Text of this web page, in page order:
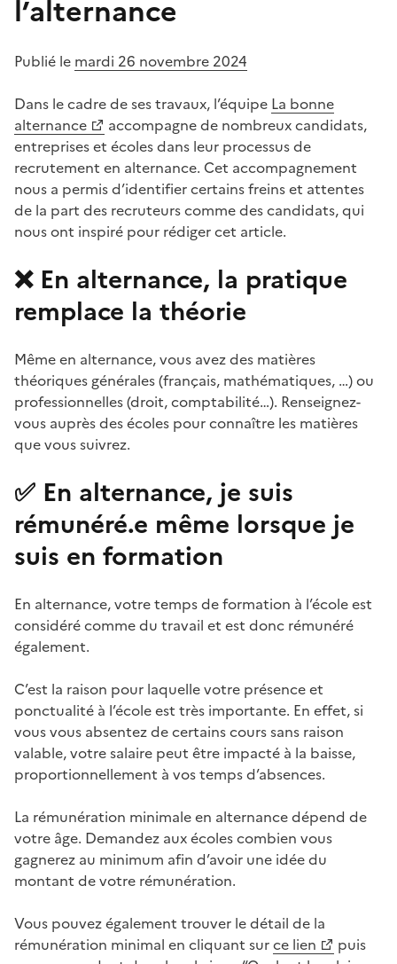
l’alternance
Publié le mardi 26 novembre 2024
Dans le cadre de ses travaux, l’équipe
(Ouvre une nouvelle fenêtre)
La bonne
alternance
accompagne de nombreux candidats,
entreprises et écoles dans leur processus de
recrutement en alternance. Cet accompagnement
nous a permis d’identifier certains freins et attentes
de la part des recruteurs comme des candidats, qui
nous ont inspiré pour rédiger cet article.
❌ En alternance, la pratique
remplace la théorie
Même en alternance, vous avez des matières
théoriques générales (français, mathématiques, …) ou
professionnelles (droit, comptabilité…). Renseignez-
vous auprès des écoles pour connaître les matières
que vous suivrez.
✅ En alternance, je suis
rémunéré.e même lorsque je
suis en formation
En alternance, votre temps de formation à l’école est
considéré comme du travail et est donc rémunéré
également.
C’est la raison pour laquelle votre présence et
ponctualité à l’école est très importante. En effet, si
vous vous absentez de certains cours sans raison
valable, votre salaire peut être impacté à la baisse,
proportionnellement à vos temps d’absences.
La rémunération minimale en alternance dépend de
votre âge. Demandez aux écoles combien vous
gagnerez au minimum afin d’avoir une idée du
montant de votre rémunération.
Vous pouvez également trouver le détail de la
rémunération minimal en cliquant surce lien
puis